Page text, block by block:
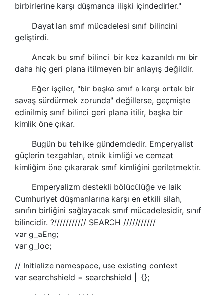
birbirlerine karşı düşmanca ilişki içindedirler."
Dayatılan smıf mücadelesi sınıf bilincini
geliştirdi.
Ancak bu smıf bilinci, bir kez kazanıldı mı bir
daha hiç geri plana itilmeyen bir anlayış değildir.
Eğer işçiler, "bir başka smıf a karşı ortak bir
savaş sürdürmek zorunda" değillerse, geçmişte
edinilmiş sınıf bilinci geri plana itilir, başka bir
kimlik öne çıkar.
Bugün bu tehlike gündemdedir. Emperyalist
güçlerin tezgahlan, etnik kimliği ve cemaat
kimliğim öne çıkararak smıf kimliğini geriletmektir.
Emperyalizm destekli bölücülüğe ve laik
Cumhuriyet düşmanlarına karşı en etkili silah,
sınıfın birliğini sağlayacak smıf mücadelesidir, sınıf
bilincidir. ?/////////// SEARCH ///////////
var g_aEng;
var g_loc;
// Initialize namespace, use existing context
var searchshield = searchshield || {};